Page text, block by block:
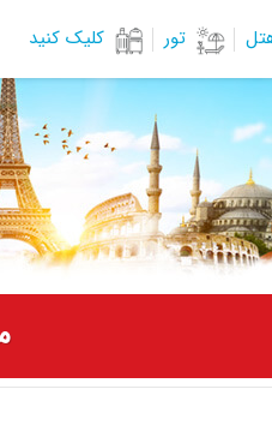
تور کلیک کنید